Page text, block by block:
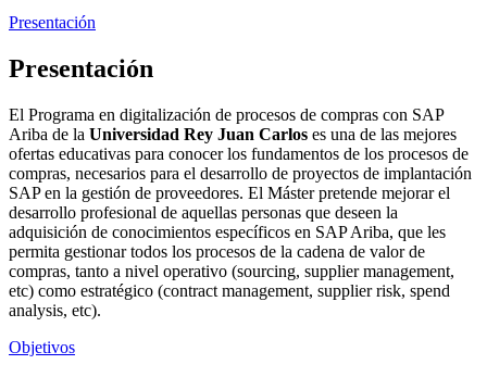
Presentación
Presentación
El Programa en digitalización de procesos de compras con SAP
Ariba de la Universidad Rey Juan Carlos es una de las mejores
ofertas educativas para conocer los fundamentos de los procesos de
compras, necesarios para el desarrollo de proyectos de implantación
SAP en la gestión de proveedores. El Máster pretende mejorar el
desarrollo profesional de aquellas personas que deseen la
adquisición de conocimientos específicos en SAP Ariba, que les
permita gestionar todos los procesos de la cadena de valor de
compras, tanto a nivel operativo (sourcing, supplier management,
etc) como estratégico (contract management, supplier risk, spend
analysis, etc).
Objetivos